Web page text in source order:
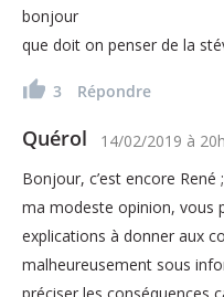
bonjour
que doit on penser de la
3 Répondre
Quérol 14/02/2019 à
Bonjour, c’est encore
ma modeste opinion, vous
explications à donner aux
malheureusement sous
préciser les conséquences